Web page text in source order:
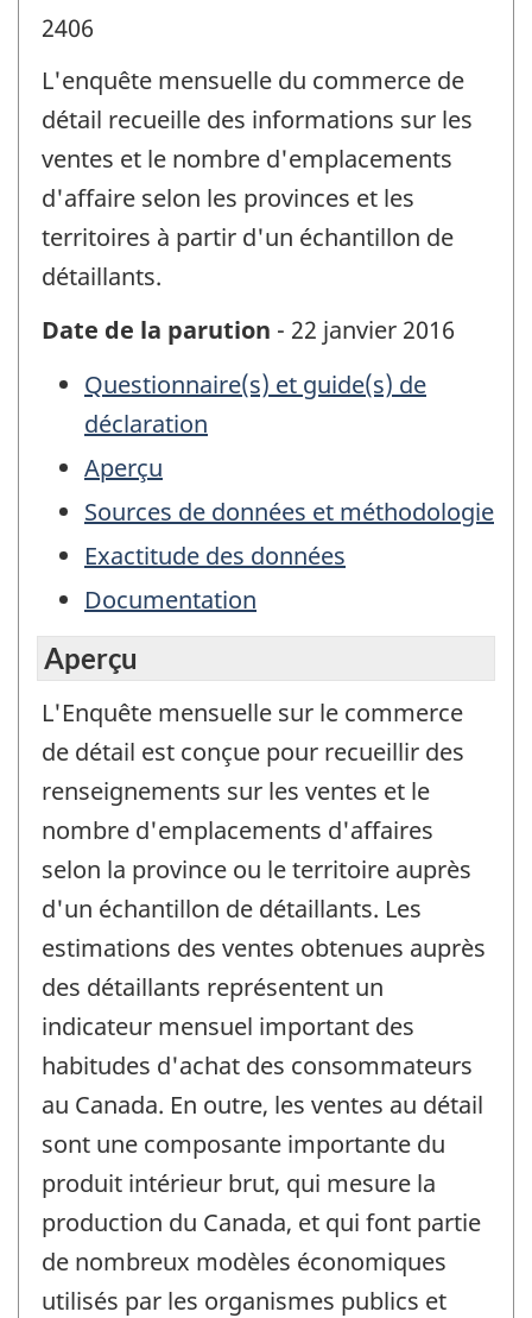
2406
L'enquête mensuelle du commerce de
détail recueille des informations sur les
ventes et le nombre d'emplacements
d'affaire selon les provinces et les
territoires à partir d'un échantillon de
détaillants.
Date de la parution - 22 janvier 2016
Questionnaire(s) et guide(s) de
déclaration
Aperçu
Sources de données et méthodologie
Exactitude des données
Documentation
Aperçu
L'Enquête mensuelle sur le commerce
de détail est conçue pour recueillir des
renseignements sur les ventes et le
nombre d'emplacements d'affaires
selon la province ou le territoire auprès
d'un échantillon de détaillants. Les
estimations des ventes obtenues auprès
des détaillants représentent un
indicateur mensuel important des
habitudes d'achat des consommateurs
au Canada. En outre, les ventes au détail
sont une composante importante du
produit intérieur brut, qui mesure la
production du Canada, et qui font partie
de nombreux modèles économiques
utilisés par les organismes publics et